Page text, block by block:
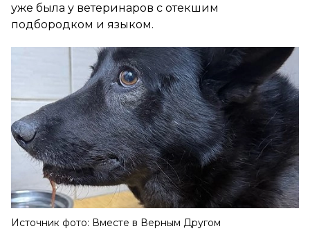
уже была у ветеринаров с отекшим
подбородком и языком.
Источник фото: Вместе в Верным Другом